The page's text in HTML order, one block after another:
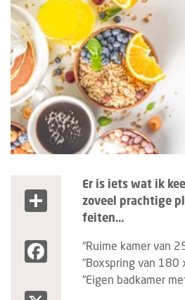
Facebook
Er is iets wat ik
zoveel prachtige
feiten...
“Ruime kamer van
“Boxspring van 180
“Eigen badkamer